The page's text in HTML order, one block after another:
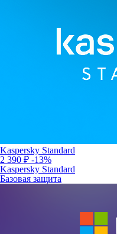
Kaspersky Standard
2 390 ₽ -13%
Kaspersky Standard
Базовая защита